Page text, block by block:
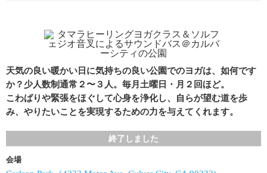
天気の良い暖かい日に気持ちの良い公園でのヨガは、如何です
か？少人数制通常２〜３人。毎月土曜日・月２回ほど。
こわばりや緊張をほぐして心身を浄化し、自らが望む道を歩
み、やりたいことを実現するための力を与えてくれます。
終了しました
会場